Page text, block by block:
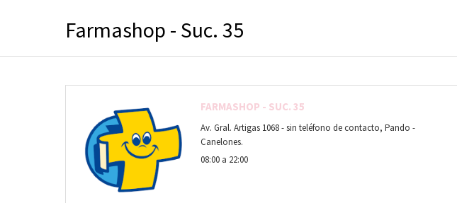
Farmashop - Suc. 35
FARMASHOP - SUC. 35
Av. Gral. Artigas 1068 - sin teléfono de contacto, Pando -
Canelones.
08:00 a 22:00